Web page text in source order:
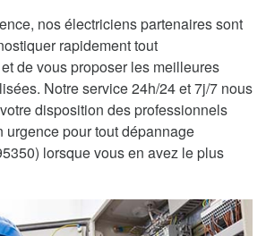
nos électriciens partenaires sont
rapidement tout
de vous proposer les meilleures
Notre service 24h/24 et 7j/7 nous
disposition des professionnels
urgence pour tout dépannage
lorsque vous en avez le plus